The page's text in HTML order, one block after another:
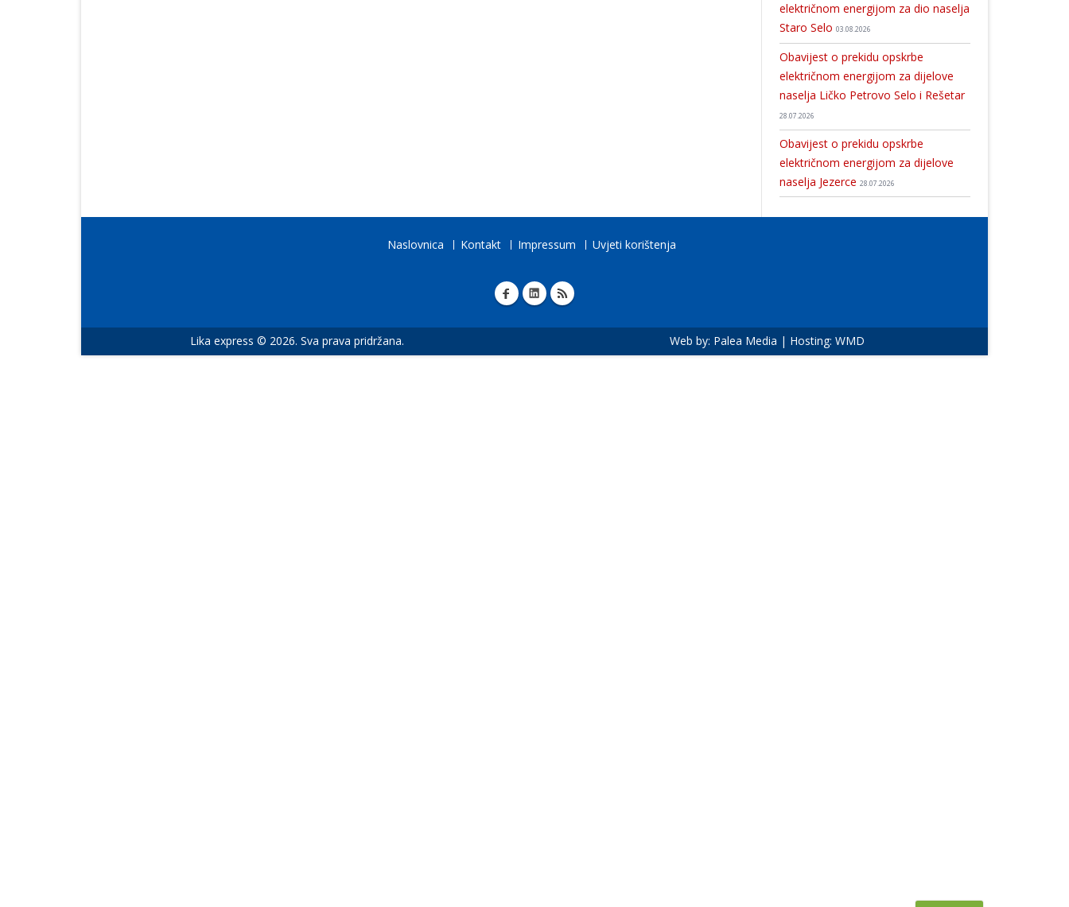
električnom energijom za dio naselja
Staro Selo 03.08.2026
Obavijest o prekidu opskrbe
električnom energijom za dijelove
naselja Ličko Petrovo Selo i Rešetar
28.07.2026
Obavijest o prekidu opskrbe
električnom energijom za dijelove
naselja Jezerce 28.07.2026
Naslovnica Kontakt Impressum Uvjeti korištenja
Lika express © 2026. Sva prava pridržana. Web by: Palea Media | Hosting: WMD